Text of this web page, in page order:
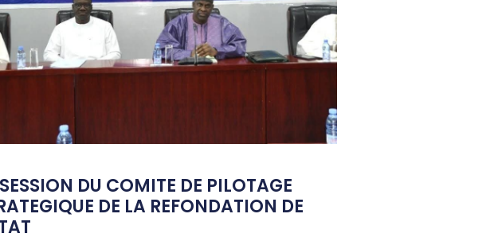
DU COMITE DE PILOTAGE
DE LA REFONDATION DE